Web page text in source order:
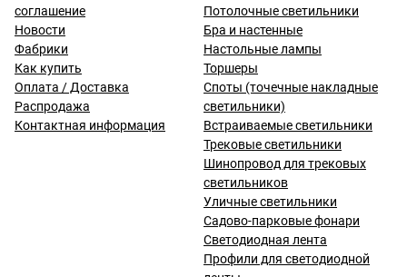
соглашение
Новости
Фабрики
Как купить
Оплата / Доставка
Распродажа
Контактная информация
Потолочные светильники
Бра и настенные
Настольные лампы
Торшеры
Споты (точечные накладные
светильники)
Встраиваемые светильники
Трековые светильники
Шинопровод для трековых
светильников
Уличные светильники
Садово-парковые фонари
Светодиодная лента
Профили для светодиодной